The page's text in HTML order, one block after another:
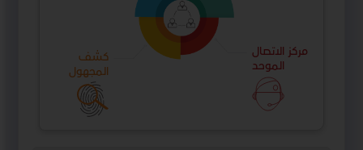
مركز الاتصال
الموحد
كشف
المجهول